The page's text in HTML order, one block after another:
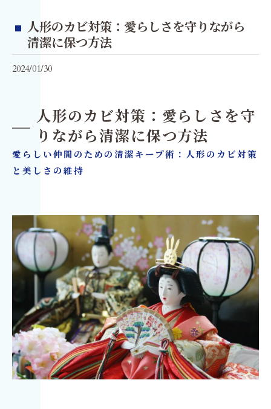
人形のカビ対策：愛らしさを守りながら
清潔に保つ方法
2024/01/30
人形のカビ対策：愛らしさを守
りながら清潔に保つ方法
愛らしい仲間のための清潔キープ術：人形のカビ対策
と美しさの維持